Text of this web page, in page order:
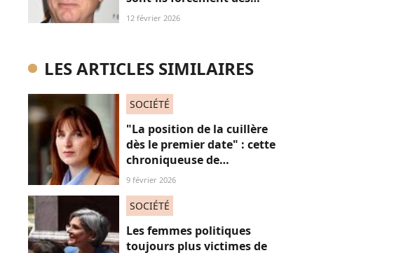
"films de mecs" ? Et
12 février 2026
LES ARTICLES SIMILAIRES
SOCIÉTÉ
"La position de la cuillère
dès le premier date" : cette
chroniqueuse de
Quotidien s'amuse de
absolument jubilatoire
9 février 2026
SOCIÉTÉ
Les femmes politiques
toujours plus victimes de